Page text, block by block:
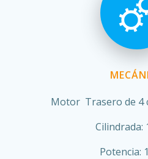
Motor Trasero de 4
Cilindrada:
Potencia: